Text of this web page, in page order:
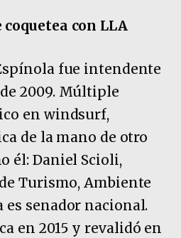
con LLA
fue intendente
2009. Múltiple
en windsurf,
de la mano de otro
él: Daniel Scioli,
Turismo, Ambiente
es senador nacional.
en 2015 y revalidó en